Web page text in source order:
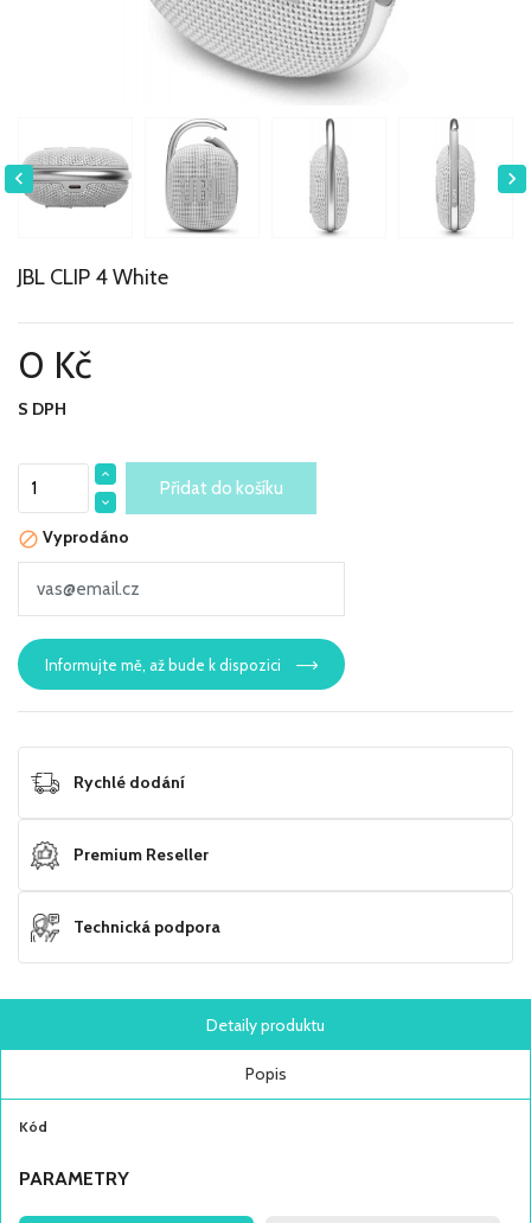
 
JBL CLIP 4 White
0 Kč
S DPH
Přidat do košíku
 Vyprodáno
Informujte mě, až bude k dispozici
Rychlé dodání
Premium Reseller
Technická podpora
Detaily produktu
Popis
Kód
PARAMETRY